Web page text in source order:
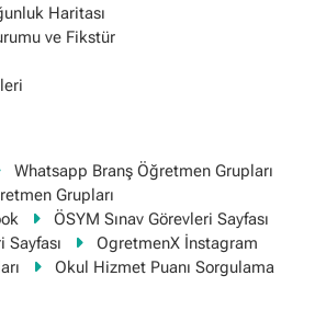
Haritası
ve Fikstür
Whatsapp Branş Öğretmen Grupları
Grupları
ÖSYM Sınav Görevleri Sayfası
Sayfası
OgretmenX İnstagram
Okul Hizmet Puanı Sorgulama